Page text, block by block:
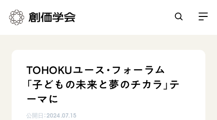
人間革命
自他共の幸福
日常の活動
平和・文化・教育
TOHOKUユース・フォーラム
「子どもの未来と夢のチカラ」テ
ーマに
公開日：2024.07.15